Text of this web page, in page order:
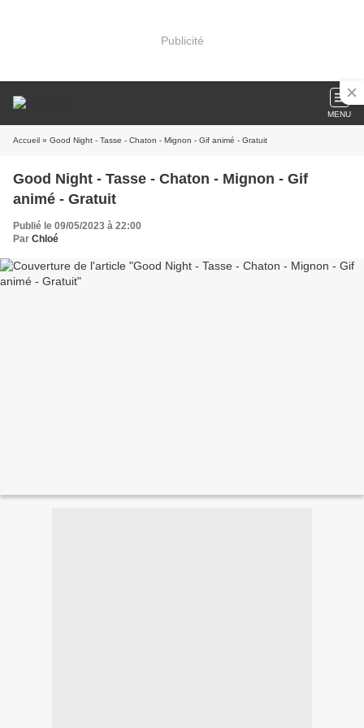
Publicité
MENU
Accueil » Good Night - Tasse - Chaton - Mignon - Gif animé - Gratuit
Good Night - Tasse - Chaton - Mignon - Gif
animé - Gratuit
Publié le 09/05/2023 à 22:00
Par Chloé